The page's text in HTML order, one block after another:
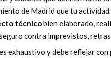
de Madrid que tu actividad
técnicobien elaborado,
contra imprevistos,
exhaustivo y debe reflejar con